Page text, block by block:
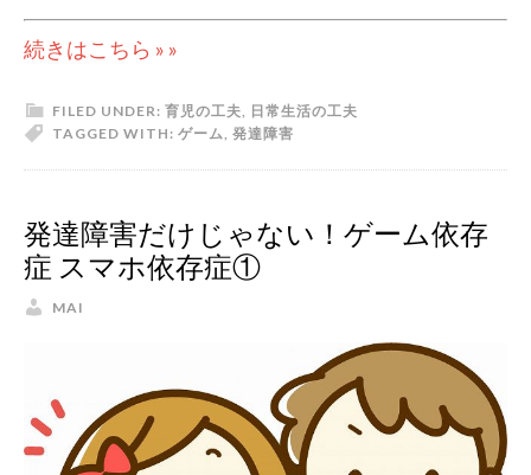
続きはこちら » »
FILED UNDER: 育児の工夫
日常生活の工夫
TAGGED WITH: ゲーム 発達障害
発達障害だけじゃない！ゲーム依存
症 スマホ依存症①
MAI